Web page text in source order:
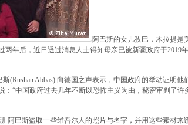
阿巴斯的女儿孜巴．木拉提是
两年后，近日透过消息人士得知母亲已被新疆政府于2019
(Rushan Abbas) 向德国之声表示，中国政府的举动证明他
：“中国政府过去几年不断以恐怖主义为由，秘密审判了许
·阿巴斯盗取一些维吾尔人的照片与名字，并用这些素材来